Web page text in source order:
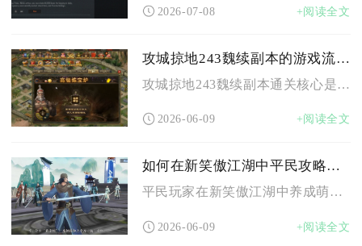
2026-07-08 +阅读全文
攻城掠地243魏续副本的游戏流程是怎样的
攻城掠地243魏续副本通关核心是五车凤凰曹操首发保血盾、三车...
2026-06-09 +阅读全文
如何在新笑傲江湖中平民攻略萌宠
平民玩家在新笑傲江湖中养成萌宠，核心是选对过渡宠、稳拿免费资...
2026-06-09 +阅读全文